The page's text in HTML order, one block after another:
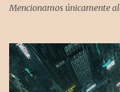
Mencionamos únicamente
asegurar que, al menos uno,
tipo de contenido, háznoslo
otros doce juegos